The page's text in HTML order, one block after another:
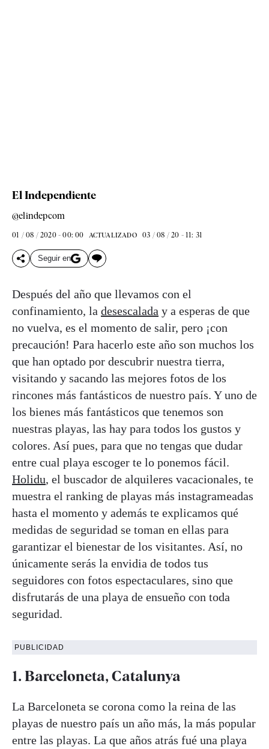
El Independiente
@elindepcom
01 / 08 / 2020 - 00: 00 ACTUALIZADO 03 / 08 / 20 - 11: 31
Seguir en
Después del año que llevamos con el
confinamiento, la desescalada y a esperas de que
no vuelva, es el momento de salir, pero ¡con
precaución! Para hacerlo este año son muchos los
que han optado por descubrir nuestra tierra,
visitando y sacando las mejores fotos de los
rincones más fantásticos de nuestro país. Y uno de
los bienes más fantásticos que tenemos son
nuestras playas, las hay para todos los gustos y
colores. Así pues, para que no tengas que dudar
entre cual playa escoger te lo ponemos fácil.
Holidu, el buscador de alquileres vacacionales, te
muestra el ranking de playas más instagrameadas
hasta el momento y además te explicamos qué
medidas de seguridad se toman en ellas para
garantizar el bienestar de los visitantes. Así, no
únicamente serás la envidia de todos tus
seguidores con fotos espectaculares, sino que
disfrutarás de una playa de ensueño con toda
seguridad.
PUBLICIDAD
1. Barceloneta, Catalunya
La Barceloneta se corona como la reina de las
playas de nuestro país un año más, la más popular
entre las playas. La que años atrás fué una playa